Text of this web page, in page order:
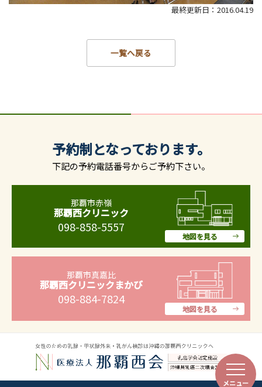
メニュー
最終更新日：2016.04.19
一覧へ戻る
予約制となっております。
下記の予約電話番号からご予約下さい。
那覇市赤嶺
那覇西クリニック
098-858-5557
地図を見る
那覇市真嘉比
那覇西クリニックまかび
098-884-7824
地図を見る